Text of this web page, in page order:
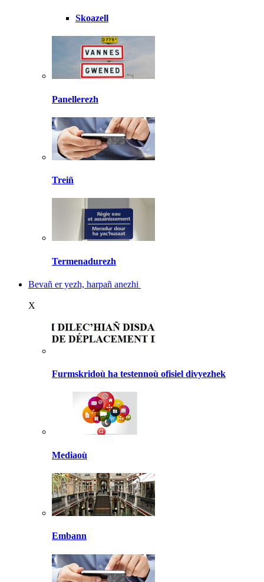
Skoazell
Panellerezh
Treiñ
Termenadurezh
Bevañ er yezh, harpañ anezhi
X
Furmskridoù ha testennoù ofisiel divyezhek
Mediaoù
Embann